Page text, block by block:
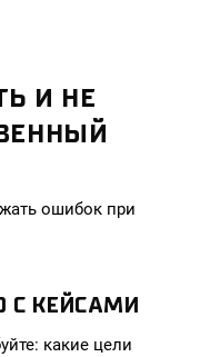
И НЕ
ошибок при
С КЕЙСАМИ
какие цели